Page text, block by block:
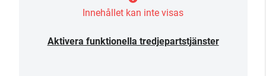
Innehållet kan inte visas
Aktivera funktionella tredjepartstjänster